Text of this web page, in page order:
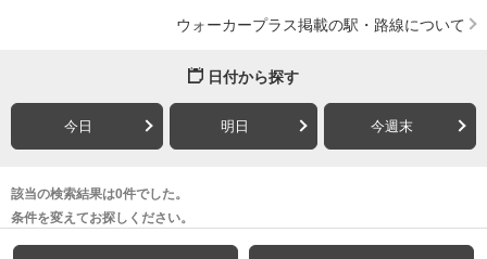
ウォーカープラス掲載の駅・路線について
日付から探す
今日 明日 今週末
該当の検索結果は0件でした。
条件を変えてお探しください。